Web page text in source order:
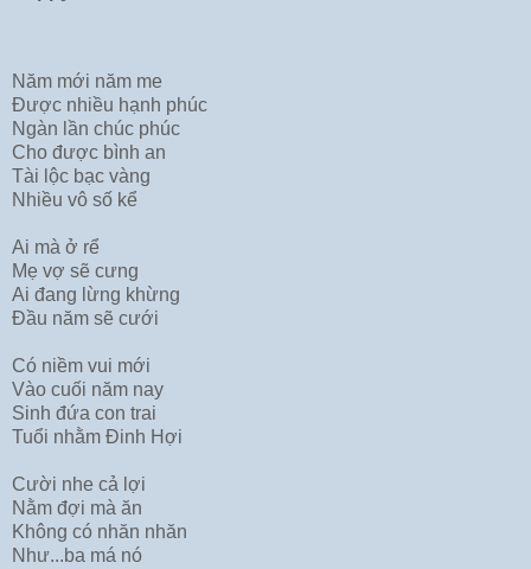
Năm mới năm me
Được nhiều hạnh phúc
Ngàn lần chúc phúc
Cho được bình an
Tài lộc bạc vàng
Nhiều vô số kể
Ai mà ở rể
Mẹ vợ sẽ cưng
Ai đang lừng khừng
Đầu năm sẽ cưới
Có niềm vui mới
Vào cuối năm nay
Sinh đứa con trai
Tuổi nhằm Đinh Hợi
Cười nhe cả lợi
Nằm đợi mà ăn
Không có nhăn nhăn
Như...ba má nó